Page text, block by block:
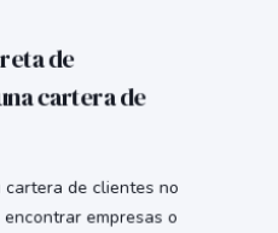
de
cartera de
de clientes no
empresas o